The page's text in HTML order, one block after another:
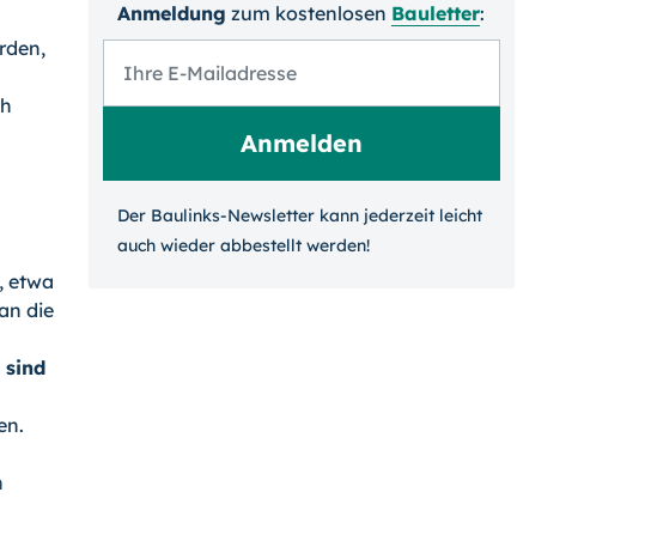
etwa
die
sind
Anmeldung zum kosten­losen Bauletter:
Der Baulinks-Newsletter kann jeder­zeit leicht
auch wieder ab­bestellt werden!